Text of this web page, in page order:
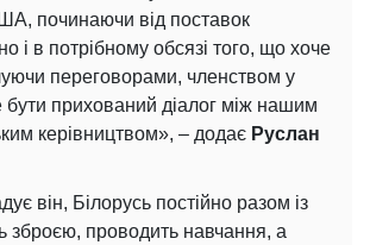
починаючи від поставок
і в потрібному обсязі того, що хоче
переговорами, членством у
прихований діалог між нашим
керівництвом», – додає Руслан
він, Білорусь постійно разом із
зброєю, проводить навчання, а